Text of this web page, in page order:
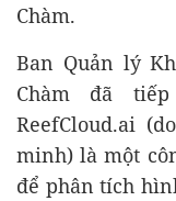
Chàm.
Ban Quản lý
Chàm đã
ReefCloud.ai
minh) là một
để phân tích